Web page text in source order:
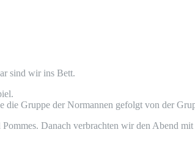
sind wir ins Bett.
Grup­pe der Nor­man­nen gefolgt von der
Danach ver­brach­ten wir den Abend